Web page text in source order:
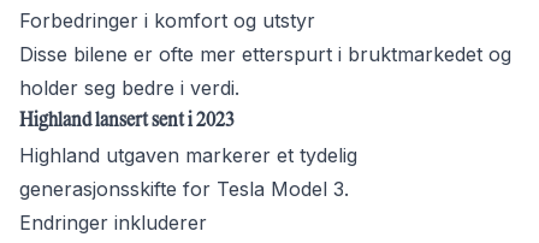
Forbedringer i komfort og utstyr
Disse bilene er ofte mer etterspurt i bruktmarkedet og
holder seg bedre i verdi.
Highland lansert sent i 2023
Highland utgaven markerer et tydelig
generasjonsskifte for Tesla Model 3.
Endringer inkluderer